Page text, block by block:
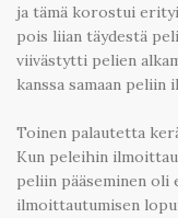
ja tämä korostui
pois liian täydestä
viivästytti pelien
kanssa samaan peliin
Toinen palautetta
Kun peleihin
peliin pääseminen oli
ilmoittautumisen